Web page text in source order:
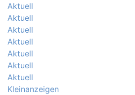
Aktuell
Aktuell
Aktuell
Aktuell
Aktuell
Aktuell
Aktuell
Kleinanzeigen